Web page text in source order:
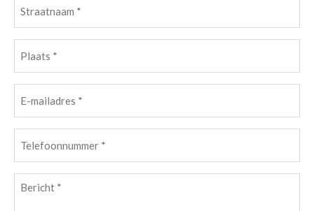
(Vereist)
(Vereist)
mailadres(Vereist)
(Vereist)
Bericht (Vereist)